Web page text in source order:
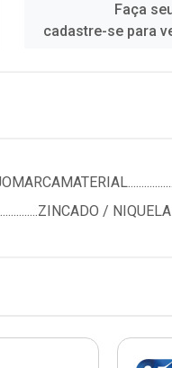
Faça
cadastre-se para
/